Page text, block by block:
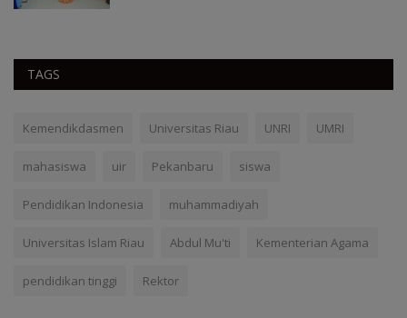
TAGS
Kemendikdasmen Universitas Riau UNRI UMRI
mahasiswa uir Pekanbaru siswa
Pendidikan Indonesia muhammadiyah
Universitas Islam Riau Abdul Mu'ti Kementerian Agama
pendidikan tinggi Rektor